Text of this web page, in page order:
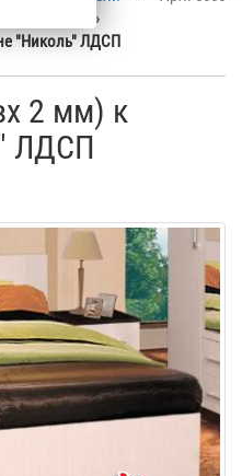
»
"Николь" ЛДСП
2 мм) к
ЛДСП